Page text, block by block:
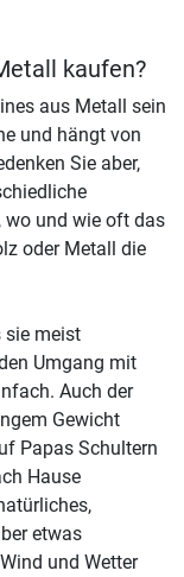
kaufen?
aus Metall sein
und hängt von
Sie aber,
wo und wie oft das
oder Metall die
sie meist
Umgang mit
Auch der
Gewicht
Papas Schultern
Hause
etwas
und Wetter